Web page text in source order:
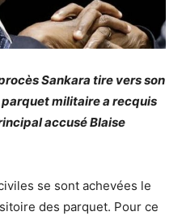
Sankara tire vers son
parquet militaire a recquis
accusé Blaise
se sont achevées le
des parquet. Pour ce